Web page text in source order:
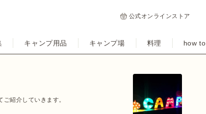
公式オンラインストア
キャンプ用品 キャンプ場 料理 how to
紹介していきます。